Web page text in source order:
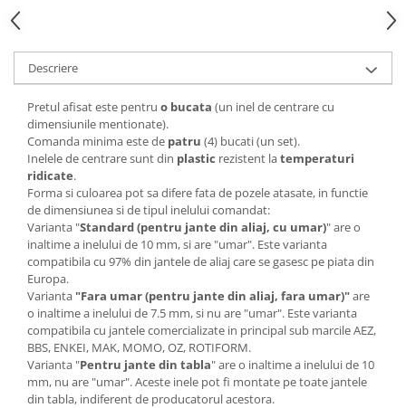
Descriere
Pretul afisat este pentru o bucata (un inel de centrare cu
dimensiunile mentionate).
Comanda minima este de patru (4) bucati (un set).
Inelele de centrare sunt din plastic rezistent latemperaturi
ridicate.
Forma si culoarea pot sa difere fata de pozele atasate, in functie
de dimensiunea si de tipul inelului comandat:
Varianta "Standard (pentru jante din aliaj, cu umar)" are o
inaltime a inelului de 10 mm, si are "umar". Este varianta
compatibila cu 97% din jantele de aliaj care se gasesc pe piata din
Europa.
Varianta "Fara umar (pentru jante din aliaj, fara umar)"are
o inaltime a inelului de 7.5 mm, si nu are "umar". Este varianta
compatibila cu jantele comercializate in principal sub marcile AEZ,
BBS, ENKEI, MAK, MOMO, OZ, ROTIFORM.
Varianta "Pentru jante din tabla" are o inaltime a inelului de 10
mm, nu are "umar". Aceste inele pot fi montate pe toate jantele
din tabla, indiferent de producatorul acestora.